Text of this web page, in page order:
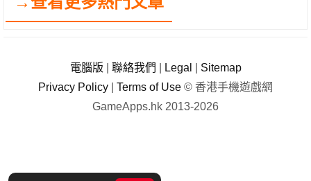
電腦版 聯絡我們 Legal
Sitemap
Privacy Policy
Terms of Use © 香港手機遊戲網
GameApps.hk 2013-2026